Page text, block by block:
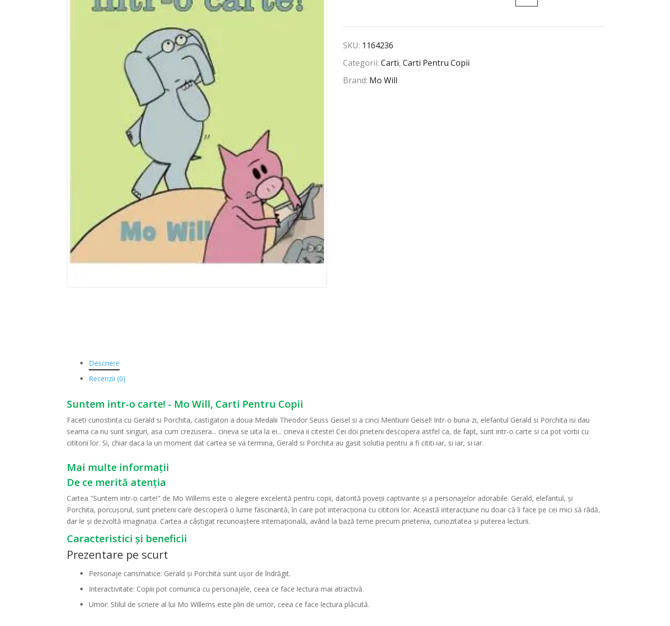
SKU: 1164236
Categorii:Carti,Carti Pentru Copii
Brand: Mo Will
Descriere
Recenzii (0)
Suntem intr-o carte! - Mo Will, Carti Pentru Copii
Faceti cunostinta cu Gerald si Porchita, castigatori a doua Medalii Theodor Seuss Geisel si a cinci Mentiuni Geisel! Intr-o buna zi, elefantul Gerald si Porchita isi dau
seama ca nu sunt singuri, asa cum crezusera... cineva se uita la ei... cineva ii citeste! Cei doi prieteni descopera astfel ca, de fapt, sunt intr-o carte si ca pot vorbi cu
cititorii lor. Si, chiar daca la un moment dat cartea se va termina, Gerald si Porchita au gasit solutia pentru a fi cititi iar, si iar, si iar.
Mai multe informații
De ce merită atenția
Cartea "Suntem intr-o carte!" de Mo Willems este o alegere excelentă pentru copii, datorită poveții captivante și a personajelor adorabile. Gerald, elefantul, și
Porchita, porcușorul, sunt prieteni care descoperă o lume fascinantă, în care pot interacționa cu cititorii lor. Această interacțiune nu doar că îi face pe cei mici să râdă,
dar le și dezvoltă imaginația. Cartea a câștigat recunoaștere internațională, având la bază teme precum prietenia, curiozitatea și puterea lecturii.
Caracteristici și beneficii
Prezentare pe scurt
Personaje carismatice: Gerald și Porchita sunt ușor de îndrăgit.
Interactivitate: Copiii pot comunica cu personajele, ceea ce face lectura mai atractivă.
Umor: Stilul de scriere al lui Mo Willems este plin de umor, ceea ce face lectura plăcută.